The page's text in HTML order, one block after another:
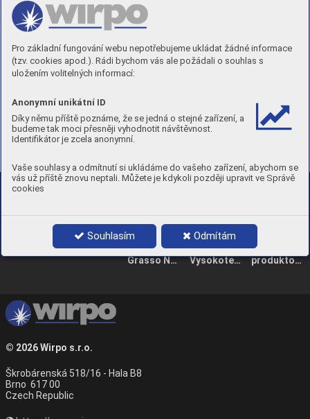
Pro základní fungování webu nepotřebujeme ukládat žádné informace
(tzv. cookies apod.). Rádi bychom vás ale požádali o souhlas s
uložením volitelných informací:
Anonymní unikátní ID
Díky němu příště poznáme, že se jedná o stejné zařízení, a
budeme tak moci přesněji vyhodnotit návštěvnost.
Identifikátor je zcela anonymní.
Vaše souhlasy a odmítnutí si ukládáme do vašeho zařízení, abychom se
vás už příště znovu neptali. Můžete je kdykoli později upravit ve Správě
cookies
Souhlasím Odmítám
Nepřehlédněte další
vydání
Grasso Nautica GN 930
Vysokoteplotní mazivo GR110 produktovy list _JT 450ML-1_23
© 2026Wirpo s.r.o.
Škrobárenská 518/16 - Hala B8
Brno 617 00
Czech Republic